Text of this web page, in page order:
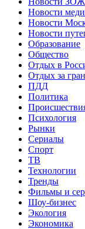
Новости
Новости
Новости
Образование
Общество
Отдых в
Отдых за
ПДД
Политика
Психология
Рынки
Сериалы
Спорт
ТВ
Технологии
Тренды
Фильмы и
Шоу-бизнес
Экология
Экономика